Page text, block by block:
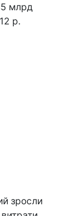
млрд
р.
зросли